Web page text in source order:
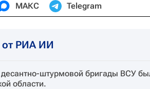
МАКС Telegram
от РИА ИИ
штурмовой бригады ВСУ
области.